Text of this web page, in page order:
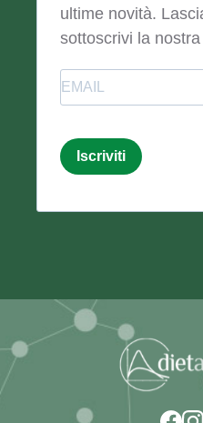
ultime novità.
sottoscrivi la
Email
Iscriviti